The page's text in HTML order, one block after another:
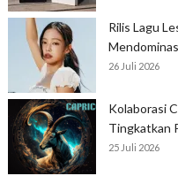
Rilis Lagu
26 Juli 2026
Kolaborasi
Tingkatkan
25 Juli 2026